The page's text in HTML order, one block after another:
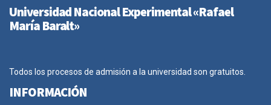
Universidad Nacional Experimental «Rafael
María Baralt»
Todos los procesos de admisión a la universidad son gratuitos.
INFORMACIÓN